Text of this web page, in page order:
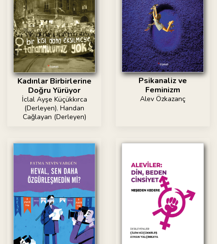
Kadınlar Birbirlerine
Doğru Yürüyor
İclal Ayşe Küçükkırca
(Derleyen), Handan
Cağlayan (Derleyen)
Psikanaliz ve
Feminizm
Alev Özkazanç